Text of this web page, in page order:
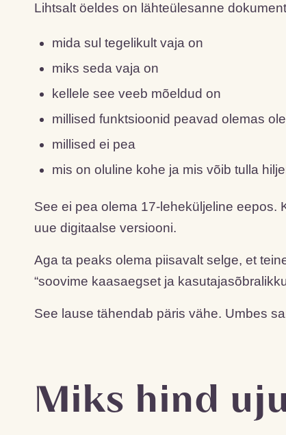
Lihtsalt öeldes on lähteülesanne
mida sul tegelikult vaja on
miks seda vaja on
kellele see veeb mõeldud on
millised funktsioonid peavad olemas
millised ei pea
mis on oluline kohe ja mis võib tulla
See ei pea olema 17-leheküljeline eepos.
uue digitaalse versiooni.
Aga ta peaks olema piisavalt selge, et
“soovime kaasaegset ja
See lause tähendab päris vähe. Umbes
Miks hind